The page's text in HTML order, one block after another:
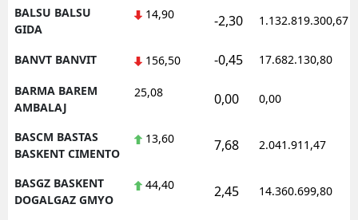
BALSU BALSU
GIDA
14,90 -2,30 1.132.819.300,67
BANVT BANVIT 156,50 -0,45 17.682.130,80
BARMA BAREM
AMBALAJ
25,08 0,00 0,00
BASCM BASTAS
BASKENT CIMENTO
13,60 7,68 2.041.911,47
BASGZ BASKENT
DOGALGAZ GMYO
44,40 2,45 14.360.699,80